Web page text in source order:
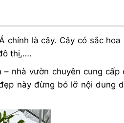
chính là cây. Cây có sắc hoa
thị,….
nhà vườn chuyên cung cấp
này đừng bỏ lỡ nội dung